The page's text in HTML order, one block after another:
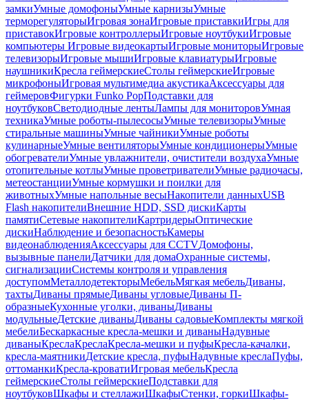
замкиУмные домофоныУмные карнизыУмные
терморегуляторыИгровая зонаИгровые приставкиИгры для
приставокИгровые контроллерыИгровые ноутбукиИгровые
компьютеры Игровые видеокартыИгровые мониторыИгровые
телевизорыИгровые мышиИгровые клавиатурыИгровые
наушникиКресла геймерскиеСтолы геймерскиеИгровые
микрофоныИгровая мультимедиа акустикаАксессуары для
геймеровФигурки Funko PopПодставки для
ноутбуковСветодиодные лентыЛампы для мониторовУмная
техникаУмные роботы-пылесосыУмные телевизорыУмные
стиральные машиныУмные чайникиУмные роботы
кулинарныеУмные вентиляторыУмные кондиционерыУмные
обогревателиУмные увлажнители, очистители воздухаУмные
отопительные котлыУмные проветривателиУмные радиочасы,
метеостанцииУмные кормушки и поилки для
животныхУмные напольные весыНакопители данныхUSB
Flash накопителиВнешние HDD, SSD дискиКарты
памятиСетевые накопителиКартридерыОптические
дискиНаблюдение и безопасностьКамеры
видеонаблюденияАксессуары для CCTVДомофоны,
вызывные панелиДатчики для домаОхранные системы,
сигнализацииСистемы контроля и управления
доступомМеталлодетекторыМебельМягкая мебельДиваны,
тахтыДиваны прямыеДиваны угловыеДиваны П-
образныеКухонные уголки, диваныДиваны
модульныеДетские диваныДиваны садовыеКомплекты мягкой
мебелиБескаркасные кресла-мешки и диваныНадувные
диваныКреслаКреслаКресла-мешки и пуфыКресла-качалки,
кресла-маятникиДетские кресла, пуфыНадувные креслаПуфы,
оттоманкиКресла-кроватиИгровая мебельКресла
геймерскиеСтолы геймерскиеПодставки для
ноутбуковШкафы и стеллажиШкафыСтенки, горкиШкафы-